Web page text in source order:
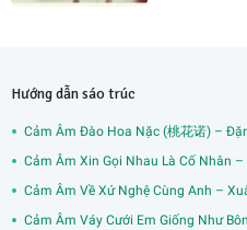
Hướng dẫn sáo trúc
Cảm Âm Đào Hoa Nặc (桃花诺) –
Cảm Âm Xin Gọi Nhau Là Cố Nhân
Cảm Âm Về Xứ Nghệ Cùng Anh –
Cảm Âm Váy Cưới Em Giống Như